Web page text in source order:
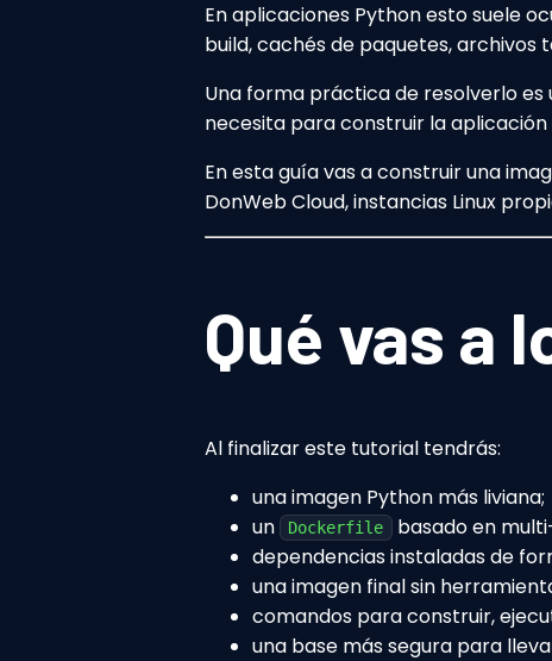
En aplicaciones Python esto suele
build, cachés de paquetes,
Una forma práctica de resolverlo es
necesita para construir la
En esta guía vas a construir una
DonWeb Cloud, instancias Linux
Qué vas a
Al finalizar este tutorial tendrás:
una imagen Python más liviana;
un
Dockerfile basado en
dependencias instaladas de
una imagen final sin
comandos para construir,
una base más segura para